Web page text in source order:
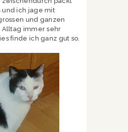
und ich jage mit
und ganzen
Alltag immer sehr
finde ich ganz gut so.